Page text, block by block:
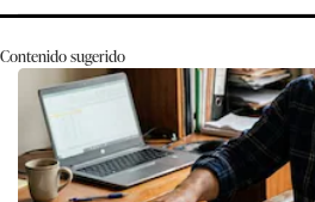
Contenido sugerido